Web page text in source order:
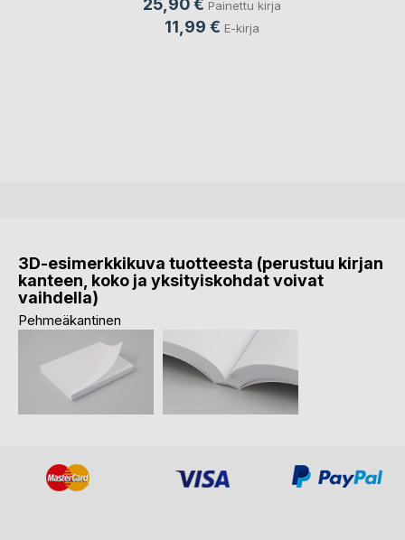
Painettu kirja
11,99 € E-kirja
3D-esimerkkikuva tuotteesta (perustuu kirjan
kanteen, koko ja yksityiskohdat voivat
vaihdella)
Pehmeäkantinen